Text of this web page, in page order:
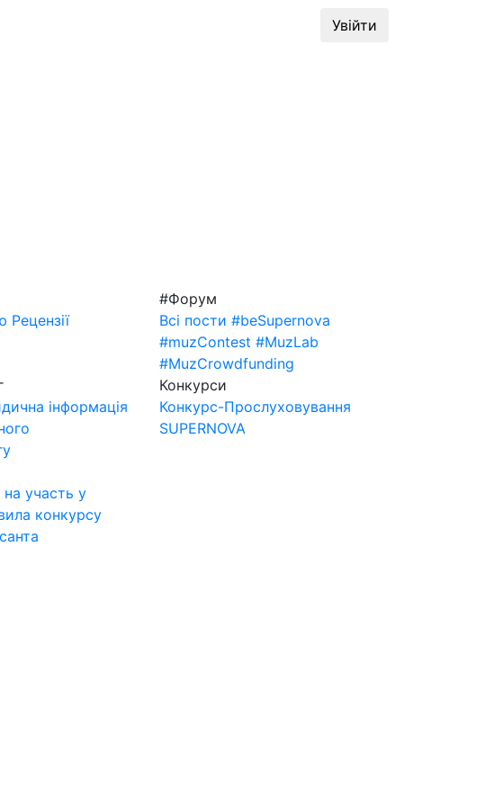
Увійти
Рецензії
#Форум
Всі пости #beSupernova
#muzContest #MuzLab
#MuzCrowdfunding
інформація
Конкурси
Конкурс-Прослуховування
SUPERNOVA
на участь у
конкурсу